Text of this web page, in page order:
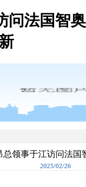
问法国智奥
总领事于江访问法国
2025/02/26